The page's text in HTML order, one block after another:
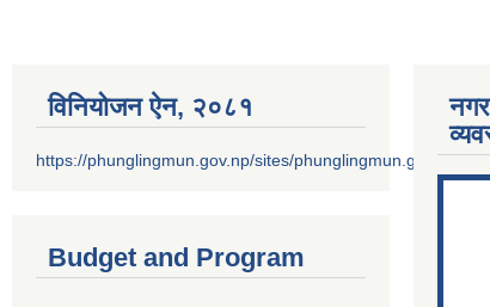
विनियोजन ऐन‚ २०८१
https://phunglingmun.gov.np/sites/phunglingmun.gov.np/
Budget and Program